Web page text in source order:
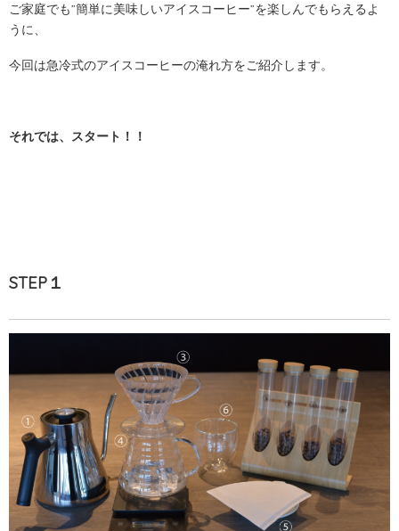
ご家庭でも”簡単に美味しいアイスコーヒー”を楽しんでもらえるよ
うに、
今回は急冷式のアイスコーヒーの淹れ方をご紹介します。
それでは、スタート！！
STEP１